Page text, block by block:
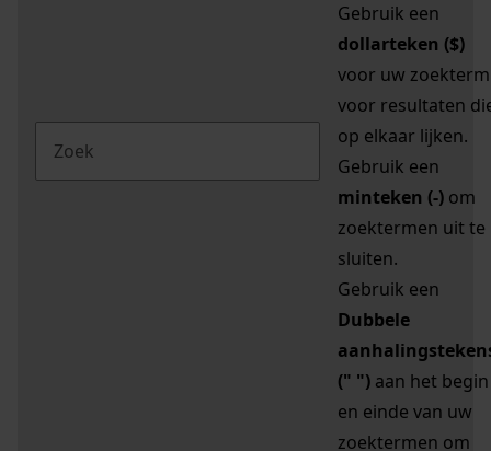
Gebruik een
dollarteken ($)
voor uw zoekterm
voor resultaten
op elkaar lijken.
Gebruik een
minteken (-) om
zoektermen uit te
sluiten.
Gebruik een
Dubbele
(" ") aan het begin
en einde van uw
zoektermen om